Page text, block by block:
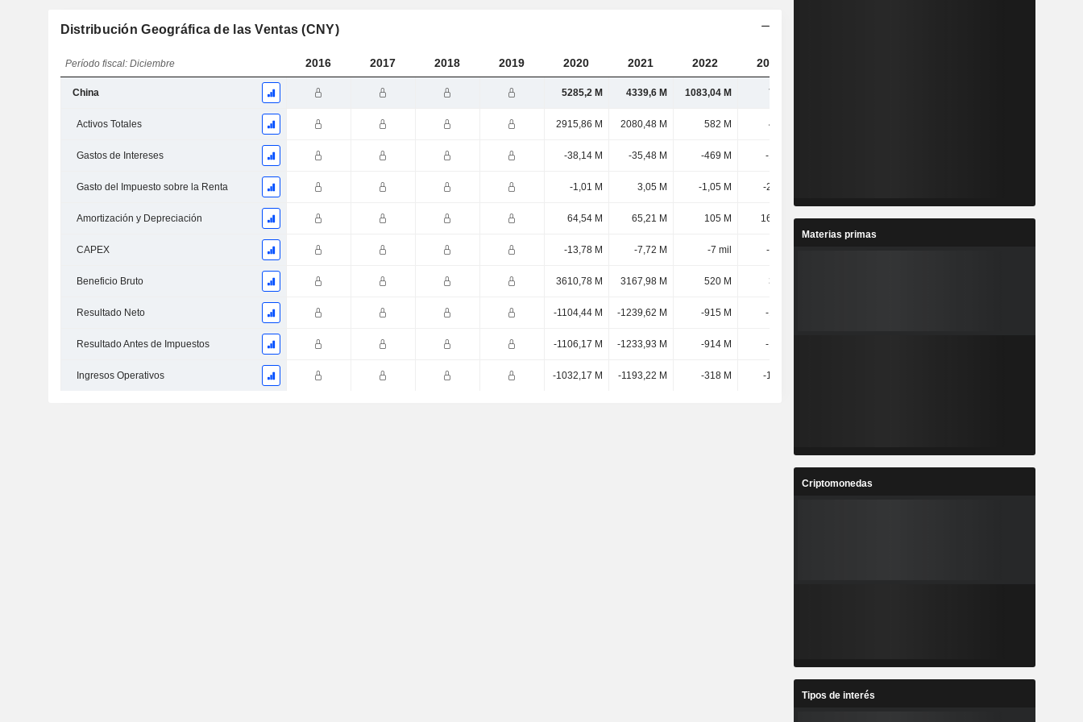
Distribución Geográfica de las Ventas (CNY)
Período fiscal: Diciembre 2016 2017 2018 2019 2020 2021 2022 2023
China 5285,2 M 4339,6 M 1083,04 M 746 M
Activos Totales 2915,86 M 2080,48 M 582 M 413 M
Gastos de Intereses -38,14 M -35,48 M -469 M -186 M
Gasto del Impuesto sobre la Renta -1,01 M 3,05 M -1,05 M -2,03 M
Amortización y Depreciación 64,54 M 65,21 M 105 M 16,65 M 11,5 M
CAPEX -13,78 M -7,72 M -7 mil -54 mil -149 mil
Beneficio Bruto 3610,78 M 3167,98 M 520 M 330 M
Resultado Neto -1104,44 M -1239,62 M -915 M -185 M
Resultado Antes de Impuestos -1106,17 M -1233,93 M -914 M -187 M
Ingresos Operativos -1032,17 M -1193,22 M -318 M -1,89 M
Materias primas
Criptomonedas
Tipos de interés